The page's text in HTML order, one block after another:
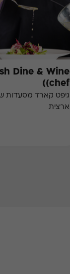
Dine & Wine
(chef)
גיפט קארד מסעדות
ארצית